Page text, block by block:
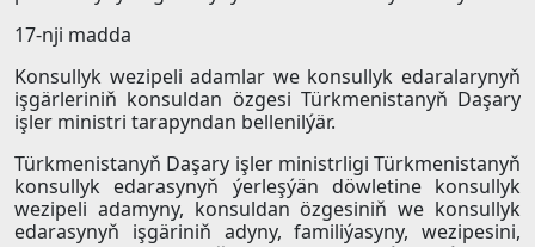
17-nji madda
Konsullyk wezipeli adamlar we konsullyk edaralarynyň
işgärleriniň konsuldan özgesi Türkmenistanyň Daşary
işler ministri tarapyndan bellenilýär.
Türkmenistanyň Daşary işler ministrligi Türkmenistanyň
konsullyk edarasynyň ýerleşýän döwletine konsullyk
wezipeli adamyny, konsuldan özgesiniň we konsullyk
edarasynyň işgäriniň adyny, familiýasyny, wezipesini,